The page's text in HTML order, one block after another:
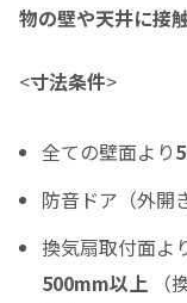
分割支払回数
ボーナス月の加算
ボーナス月の加算（上
物の壁や天井に接
<寸法条件>
全ての壁面より
防音ドア（外開
換気扇取付面よ
500mm以上 （